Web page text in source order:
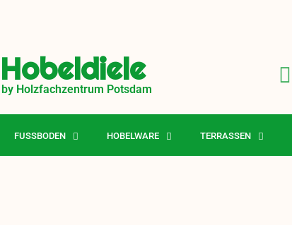
Hobeldiele
by Holzfachzentrum Potsdam
FUSSBODEN HOBELWARE TERRASSEN